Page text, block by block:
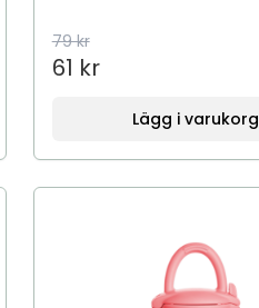
79 kr
61 kr
Lägg i varukorg